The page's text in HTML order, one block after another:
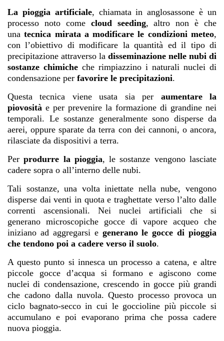
La pioggia artificiale, chiamata in anglosassone è un
processo noto come cloud seeding, altro non è che
unatecnica mirata a modificare le condizioni meteo,
con l’obiettivo di modificare la quantità ed il tipo di
precipitazione attraverso la disseminazione nelle nubi di
sostanze chimiche che rimpiazzino i naturali nuclei di
condensazione per favorire le precipitazioni.
Questa tecnica viene usata sia per aumentare la
piovosità e per prevenire la formazione di grandine nei
temporali. Le sostanze generalmente sono disperse da
aerei, oppure sparate da terra con dei cannoni, o ancora,
rilasciate da dispositivi a terra.
Perprodurre la pioggia, le sostanze vengono lasciate
cadere sopra o all’interno delle nubi.
Tali sostanze, una volta iniettate nella nube, vengono
disperse dai venti in quota e traghettate verso l’alto dalle
correnti ascensionali. Nei nuclei artificiali che si
generano microscopiche gocce di vapore acqueo che
iniziano ad aggregarsi e generano le gocce di pioggia
che tendono poi a cadere verso il suolo.
A questo punto si innesca un processo a catena, e altre
piccole gocce d’acqua si formano e agiscono come
nuclei di condensazione, crescendo in gocce più grandi
che cadono dalla nuvola. Questo processo provoca un
ciclo bagnato-secco in cui le goccioline più piccole si
accumulano e poi evaporano prima che possa cadere
nuova pioggia.